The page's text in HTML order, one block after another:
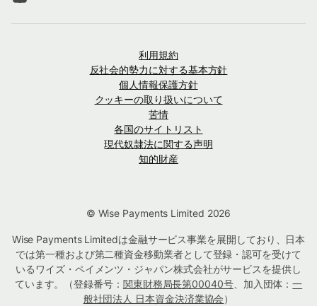
利用規約
反社会的勢力に対する基本方針
個人情報保護方針
クッキーの取り扱いについて
苦情
各国のサイトリスト
現代奴隷法に関する声明
知的財産
© Wise Payments Limited 2026
Wise Payments Limitedは金融サービス事業を展開しており、日本
では第一種および第二種資金移動業者として登録・認可を受けて
いるワイズ・ペイメンツ・ジャパン株式会社がサービスを提供し
ています。（登録番号： 関東財務局長第00040号、加入団体：一
般社団法人 日本資金決済業協会）